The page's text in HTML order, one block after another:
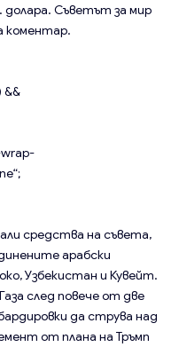
Съветът за мир
коментар.
&&
средства на съвета,
арабски
Узбекистан и Кувейт.
след повече от две
да струва над
от плана на Тръмп